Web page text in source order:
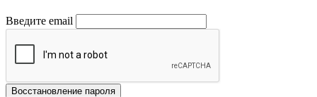
Введите email
Восстановление пароля